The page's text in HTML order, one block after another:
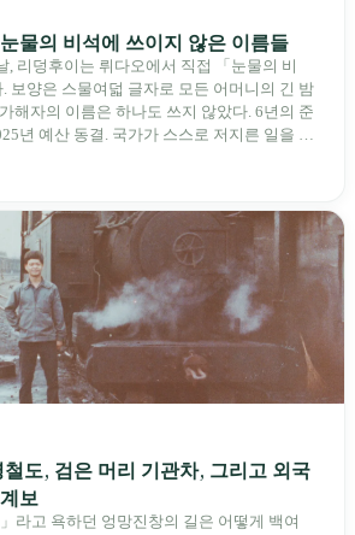
물의 비석에 쓰이지 않은 이름들
, 리덩후이는 뤼다오에서 직접 「눈물의 비
보양은 스물여덟 글자로 모든 어머니의 긴 밤
해자의 이름은 하나도 쓰지 않았다. 6년의 준
년 예산 동결. 국가가 스스로 저지른 일을 기
박물관. 계엄 해제 39년 동안 사법 재판을
도, 검은 머리 기관차, 그리고 외국
보
라고 욕하던 엉망진창의 길은 어떻게 백여